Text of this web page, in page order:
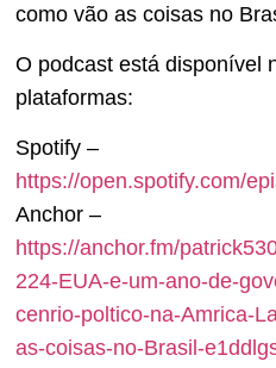
como vão as coisas no
O podcast está disponível
plataformas:
Spotify –
https://open.spotify.com/
Anchor –
https://anchor.fm/
224-EUA-e-um-ano-de-
cenrio-poltico-na-Amrica-
as-coisas-no-Brasil-